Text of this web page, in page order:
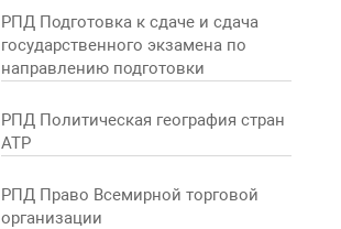
РПД Подготовка к сдаче и сдача
государственного экзамена по
направлению подготовки
РПД Политическая география стран
АТР
РПД Право Всемирной торговой
организации